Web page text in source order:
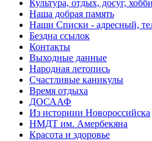
Культура, отдых, досуг, хобби
Наша добрая память
Наши Списки - адресный,
Бездна ссылок
Контакты
Выходные данные
Народная летопись
Счастливые каникулы
Время отдыха
ДОСААФ
Из историии Новороссийска
НМДТ им. Амербекяна
Красота и здоровье